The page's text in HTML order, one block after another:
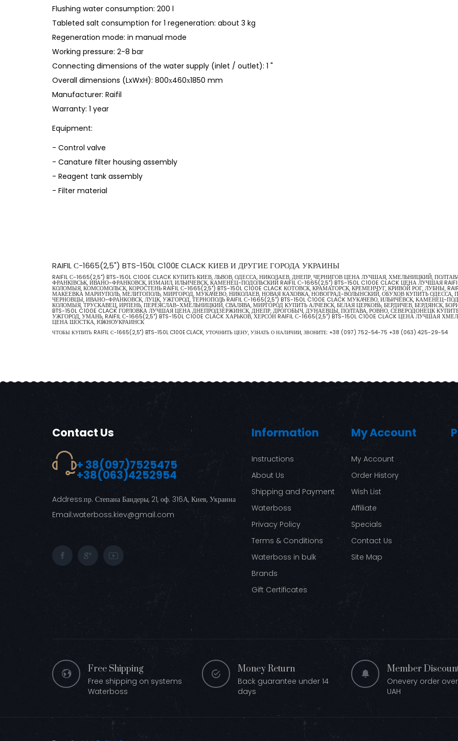
Flushing water consumption: 200 l
Tableted salt consumption for 1 regeneration: about 3 kg
Regeneration mode: in manual mode
Working pressure: 2-8 bar
Connecting dimensions of the water supply (inlet / outlet): 1 "
Overall dimensions (LxWxH): 800х460х1850 mm
Manufacturer: Raifil
Warranty: 1 year
Equipment:
- Control valve
- Canature filter housing assembly
- Reagent tank assembly
- Filter material
RAIFIL С-1665(2,5") BTS-150L C100E CLACK КИЕВ И ДРУГИЕ ГОРОДА УКРАИНЫ
RAIFIL С-1665(2,5") BTS-150L C100E CLACK КУПИТЬ КИЕВ, ЛЬВОВ, ОДЕССА, НИКОЛАЕВ, ДНЕПР, ЧЕРНИГОВ ЦЕНА ЛУЧШАЯ, ХМЕЛЬНИЦКИЙ,
ФРАНКІВСЬК, ИВАНО-ФРАНКОВСК, ИЗМАИЛ, ИЛЬИЧЕВСК, КАМЕНЕЦ-ПОДОЛЬСКИЙ RAIFIL С-1665(2,5") BTS-150L C100E CLACK ЦЕНА ЛУЧШАЯ
КОЛОМЫЯ, КОМСОМОЛЬСК, КОРОСТЕНЬ RAIFIL С-1665(2,5") BTS-150L C100E CLACK КОТОВСК, КРАМАТОРСК, КРЕМЕНЧУГ, КРИВОЙ РОГ, ЛУБНЫ,
МАКЕЕВКА МАРИУПОЛЬ, МЕЛИТОПОЛЬ, МИРГОРОД, МУКАЧЕВО, НИКОЛАЕВ, НОВАЯ КАХОВКА, НОВОГРАД-ВОЛЫНСКИЙ, ОБУХОВ КУПИТЬ ОДЕССА,
ЧЕРНОВЦЫ, ИВАНО-ФРАНКОВСК, ЛУЦК, УЖГОРОД, ТЕРНОПОЛЬ RAIFIL С-1665(2,5") BTS-150L C100E CLACK МУКАЧЕВО, ИЛЬИЧЁВСК, КАМЕНЕЦ-
КОЛОМЫЯ, ТРУСКАВЕЦ, ИРПЕНЬ, ПЕРЕЯСЛАВ-ХМЕЛЬНИЦКИЙ, СВАЛЯВА, МИРГОРОД КУПИТЬ АЛЧЕВСК, БЕЛАЯ ЦЕРКОВЬ, БЕРДИЧЕВ, БЕРДЯНСК,
BTS-150L C100E CLACK ГОРЛОВКА ЛУЧШАЯ ЦЕНА ДНЕПРОДЗЕРЖИНСК, ДНЕПР, ДРОГОБЫЧ, ДУНАЕВЦЫ, ПОЛТАВА, РОВНО, СЕВЕРОДОНЕЦК
УЖГОРОД, УМАНЬ, RAIFIL С-1665(2,5") BTS-150L C100E CLACK ХАРЬКОВ, ХЕРСОН RAIFIL С-1665(2,5") BTS-150L C100E CLACK ЦЕНА
ЦЕНА ШОСТКА, ЮЖНОУКРАИНСК
ЧТОБЫ КУПИТЬ RAIFIL С-1665(2,5") BTS-150L C100E CLACK, УТОЧНИТЬ ЦЕНУ, УЗНАТЬ О НАЛИЧИИ, ЗВОНИТЕ: +38 (097) 752-54-75 +38 (063) 425-29-54
Contact Us
+ 38(097)7525475
+38(063)4252954
Address:пр. Степана Бандеры, 21, оф. 316А, Киев, Украина
Email:waterboss.kiev@gmail.com
Information
Instructions
About Us
Shipping and Payment
Waterboss
Privacy Policy
Terms & Conditions
Waterboss in bulk
Brands
Gift Certificates
My Account
My Account
Order History
Wish List
Affiliate
Specials
Contact Us
Site Map
Free Shipping
Free shipping on systems
Waterboss
Money Return
Back guarantee under 14
days
Member
Onevery order
UAH